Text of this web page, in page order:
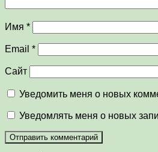
Имя *
Email *
Сайт
Уведомить меня о новых
Уведомлять меня о новых